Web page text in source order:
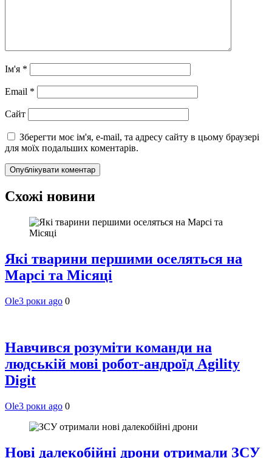
Ім'я *
Email *
Сайт
Зберегти моє ім'я, e-mail, та адресу сайту в цьому браузері
для моїх подальших коментарів.
Схожі новини
Які тварини першими оселяться на
Марсі та Місяці
Ole3 роки ago 0
Навчився розуміти команди на
людській мові робот-андроїд Agility
Digit
Ole3 роки ago 0
Нові далекобійні дрони отримали ЗСУ